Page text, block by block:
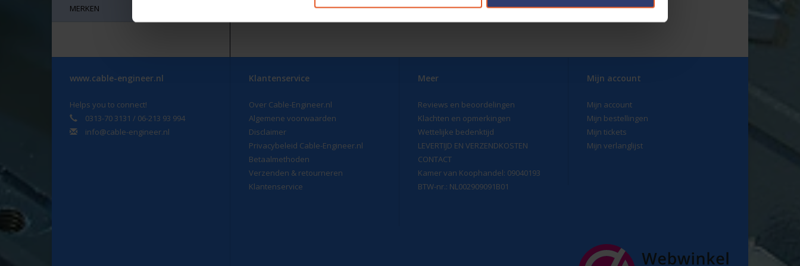
MERKEN
Daarbij zijn ze ook volledig in overeenstemming met de regels en regelgeving vanREACHenRoHS.
Wij rollen de kabel op een speciale rol van karton in combinatie met sterke kunststof binnenringen. De binnen ringen zijn
www.cable-engineer.nl
Helps you to connect!
0313-70 3131 / 06-213 93 994
info@cable-engineer.nl
Klantenservice
Over Cable-Engineer.nl
Algemene voorwaarden
Disclaimer
Privacybeleid Cable-Engineer.nl
Betaalmethoden
Verzenden & retourneren
Klantenservice
Meer
Reviews en beoordelingen
Klachten en opmerkingen
Wettelijke bedenktijd
LEVERTIJD EN VERZENDKOSTEN
CONTACT
Kamer van Koophandel: 09040193
BTW-nr.: NL002909091B01
Mijn account
Mijn account
Mijn bestellingen
Mijn tickets
Mijn verlanglijst